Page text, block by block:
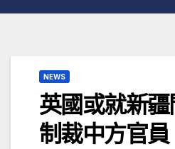
NEWS
英國或就新
制裁中方官員